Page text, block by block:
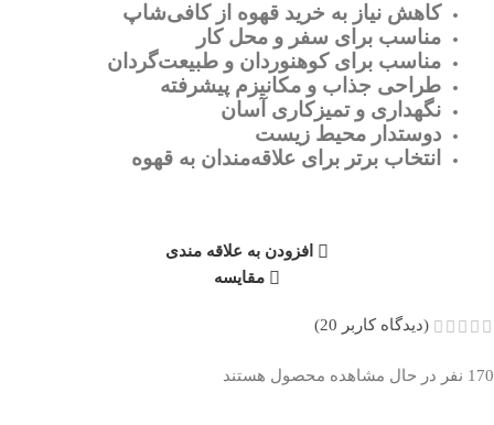
کاهش نیاز به خرید قهوه از کافی‌شاپ
مناسب برای سفر و محل کار
مناسب برای کوهنوردان و طبیعت‌گردان
طراحی جذاب و مکانیزم پیشرفته
نگهداری و تمیزکاری آسان
دوستدار محیط زیست
انتخاب برتر برای علاقه‌مندان به قهوه
افزودن به علاقه مندی
مقایسه
(دیدگاه کاربر 20
)
170 نفر در حال مشاهده محصول هستند